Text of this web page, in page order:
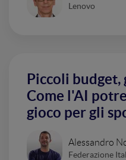
Lenovo
Piccoli
Come l'AI
gioco per gli
Alessandro
Federazione